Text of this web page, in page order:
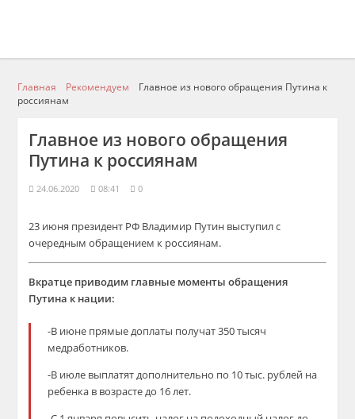
Главная Рекомендуем
Главное из нового обращения Путина к
россиянам
Главное из нового обращения
Путина к россиянам
24.06.2020 08:41 0
23 июня президент РФ Владимир Путин выступил с
очередным обращением к россиянам.
Вкратце приводим главные моменты обращения
Путина к нации:
-В июне прямые доплаты получат 350 тысяч
медработников.
-В июле выплатят дополнительно по 10 тыс. рублей на
ребенка в возрасте до 16 лет.